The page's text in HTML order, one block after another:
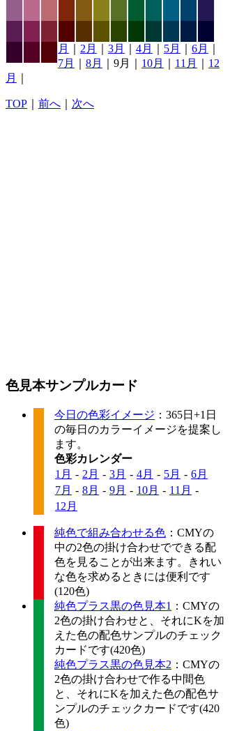
月 2月 3月 4月 5月 6月
7月
8月 ｜9月｜ 10月 11月
12
月
TOP 前へ 次へ
色見本サンプルカード
今日の色彩イメージ ：365日+1日
の毎日のカラーイメージを提案し
ます。
色彩カレンダー
1月 - 2月 - 3月 - 4月 - 5月 - 6月
7月 - 8月 - 9月 - 10月 - 11月 -
12月
純色で組み合わせる色 ：CMYの
中の2色の掛け合わせでできる配
色を見ることが出来ます。きれい
な色を求めるときには便利です
(120色)
純色プラス黒の色見本1 ：CMYの
2色の掛け合わせと、それにKを加
えた色の配色サンプルのチェック
カードです(420色)
純色プラス黒の色見本2 ：CMYの
2色の掛け合わせで作る中間色
と、それにKを加えた色の配色サ
ンプルのチェックカードです(420
色)